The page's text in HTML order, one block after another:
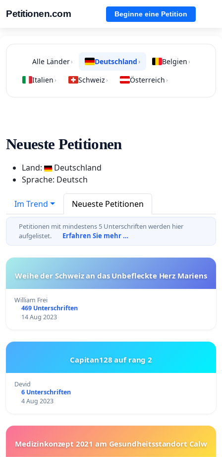
Petitionen.com Beginne eine Petition
Alle Länder› Deutschland › Belgien ›
Italien › Schweiz › Österreich ›
Neueste Petitionen
Land:
Deutschland
Sprache: Deutsch
Im Trend Neueste Petitionen
Petitionen mit mindestens 5 Unterschriften werden hier
aufgelistet.
Erfahren Sie mehr …
Weihe der Schweiz an das Unbefleckte Herz Mariens
William Frei
469 Unterschriften
14 Aug 2023
Capitan128 auf rang 2
Devid
6 Unterschriften
4 Aug 2023
Medizinkonzept 2021 am Gesundheitsstandort Calw